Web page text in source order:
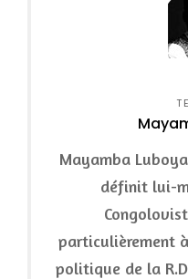
Mayamba
définit lui-
particulièrement
politique de la